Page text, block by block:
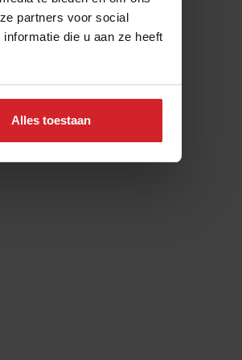
partners voor social
die u aan ze heeft
Alles toestaan